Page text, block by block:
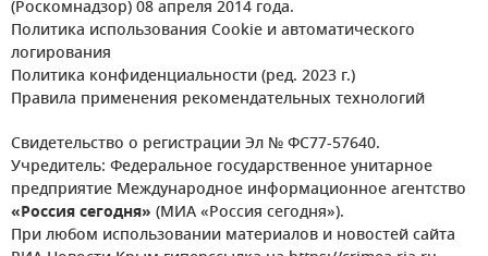
(Роскомнадзор) 08 апреля 2014 года.
Политика использования Cookie и автоматического
логирования
Политика конфиденциальности (ред. 2023 г.)
Правила применения рекомендательных технологий
Свидетельство о регистрации Эл № ФС77-57640.
Учредитель: Федеральное государственное унитарное
предприятие Международное информационное агентство
«Россия сегодня» (МИА «Россия сегодня»).
При любом использовании материалов и новостей сайта